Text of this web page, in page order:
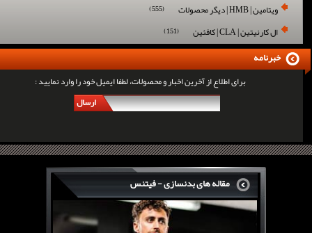
ویتامین | HMB | دیگر محصولات (555)
ال کارنیتین | CLA | کافئین (151)
برای اطلاع از آخرین اخبار و محصولات، لطفا ایمیل خود را وارد نمایید :
ارسال
خبرنامه
مقاله های بدنسازی - فیتنس